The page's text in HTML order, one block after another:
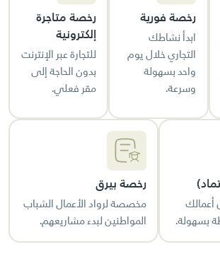
رخصة فورية
ابدأ نشاطك
التجاري خلال يوم
واحد بسهولة
وسرعة.
رخصة متاجرة
إلكترونية
للتجارة عبر الإنترنت
بدون الحاجة إلى
مقر فعلي.
أعمالك
بسهولة.
رخصة بيرق
مخصصة لرواد الأعمال الشباب
المواطنين لبدء مشاريعهم.